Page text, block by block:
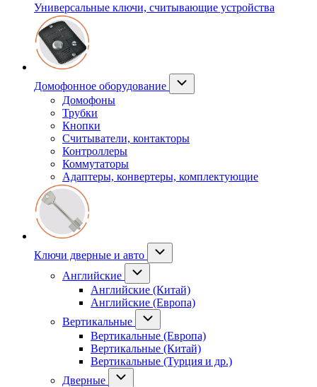
Универсальные ключи, считывающие устройства
Домофонное оборудование
Домофоны
Трубки
Кнопки
Считыватели, контакторы
Контроллеры
Коммутаторы
Адаптеры, конвертеры, комплектующие
Ключи дверные и авто
Английские
Английские (Китай)
Английские (Европа)
Вертикальные
Вертикальные (Европа)
Вертикальные (Китай)
Вертикальные (Турция и др.)
Дверные